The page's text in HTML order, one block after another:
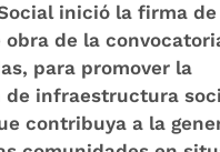
inició la firma de
de la
para promover la
infraestructura
contribuya a la